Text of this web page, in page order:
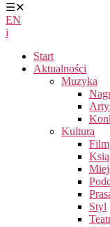
☰✕
EN
i
Start
Aktualności
Muzyka
Kultura
Styl